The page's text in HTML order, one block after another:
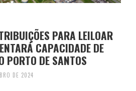
PARA LEILOAR
CAPACIDADE DE
PORTO DE SANTOS
DE 2024